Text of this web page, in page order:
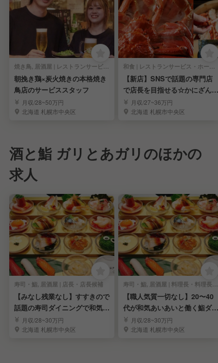
焼き鳥, 居酒屋 | レストランサービス・ホールスタッフ
朝挽き鶏×炭火焼きの本格焼き
鳥店のサービススタッフ
月収/28~50万円
北海道 札幌市中央区
和食 | レストランサービス・ホールスタッフ
【新店】SNSで話題の専門店
で店長を目指せる☆かにざんま
い☆スタッフ募集
月収/27~36万円
北海道 札幌市中央区
酒と鮨 ガリとあガリのほかの
求人
寿司・鮨, 居酒屋 | 店長・店長候補
【みなし残業なし】すすきので
話題の寿司ダイニングで和気あ
いあいと働く！
月収/28~30万円
北海道 札幌市中央区
寿司・鮨, 居酒屋 | 料理長・料理長候補
【職人気質一切なし】20〜40
代が和気あいあいと働く鮨ダイ
ニング！
月収/28~30万円
北海道 札幌市中央区